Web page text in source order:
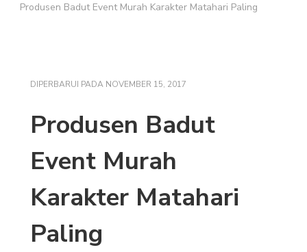
Produsen Badut Event Murah Karakter Matahari Paling
DIPERBARUI PADA NOVEMBER 15, 2017
Produsen Badut
Event Murah
Karakter Matahari
Paling